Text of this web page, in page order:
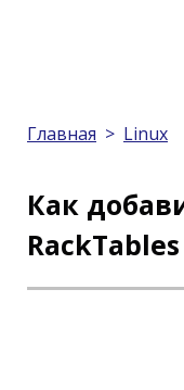
Главная > Linux
Как
RackTables